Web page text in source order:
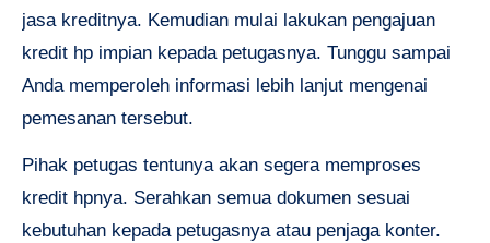
jasa kreditnya. Kemudian mulai lakukan pengajuan
kredit hp impian kepada petugasnya. Tunggu sampai
Anda memperoleh informasi lebih lanjut mengenai
pemesanan tersebut.
Pihak petugas tentunya akan segera memproses
kredit hpnya. Serahkan semua dokumen sesuai
kebutuhan kepada petugasnya atau penjaga konter.